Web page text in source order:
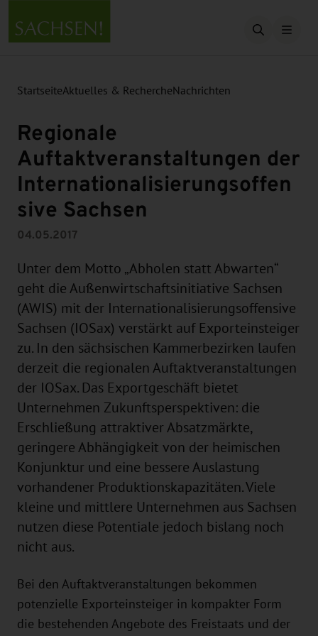
Suche
StartseiteAktuelles & RechercheNachrichten
Regionale
Auftaktveranstaltungen der
Internationalisierungsoffen
sive Sachsen
04.05.2017
Unter dem Motto „Abholen statt Abwarten“
geht die Außenwirtschaftsinitiative Sachsen
(AWIS) mit der Internationalisierungsoffensive
Sachsen (IOSax) verstärkt auf Exporteinsteiger
zu. In den sächsischen Kammerbezirken laufen
derzeit die regionalen Auftaktveranstaltungen
der IOSax. Das Exportgeschäft bietet
Unternehmen Zukunftsperspektiven: die
Erschließung attraktiver Absatzmärkte,
geringere Abhängigkeit von der heimischen
Konjunktur und eine bessere Auslastung
vorhandener Produktionskapazitäten. Viele
kleine und mittlere Unternehmen aus Sachsen
nutzen diese Potentiale jedoch bislang noch
nicht aus.
Bei den Auftaktveranstaltungen bekommen
potenzielle Exporteinsteiger in kompakter Form
die bestehenden Angebote des Freistaats und der